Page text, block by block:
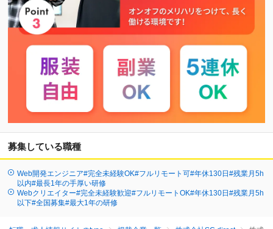
募集している職種
Web開発エンジニア#完全未経験OK#フルリモート可#年休130日#残業月5h
以内#最長1年の手厚い研修
Webクリエイター#完全未経験歓迎#フルリモートOK#年休130日#残業月5h
以下#全国募集#最大1年の研修